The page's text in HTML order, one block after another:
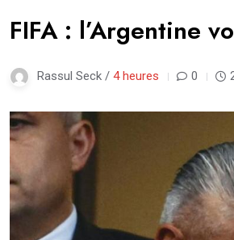
FIFA : l’Argentine
Rassul Seck / 4 heures 0